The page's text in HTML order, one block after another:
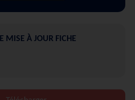
MISE À JOUR FICHE